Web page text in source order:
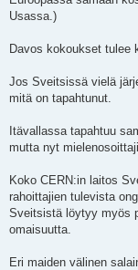
Usassa.)
Davos kokoukset tulee
Jos Sveitsissä vielä
mitä on tapahtunut.
Itävallassa tapahtuu
mutta nyt
Koko CERN:in laitos
rahoittajien tulevista
Sveitsistä löytyy myös
omaisuutta.
Eri maiden välinen